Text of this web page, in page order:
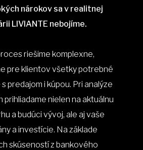
nárokov sa v realitnej
LIVIANTE nebojíme.
riešime komplexne,
pre klientov všetky potrebné
predajom i kúpou. Pri analýze
prihliadame nielen na aktuálnu
a budúci vývoj, ale aj vaše
a investície. Na základe
skúseností z bankového